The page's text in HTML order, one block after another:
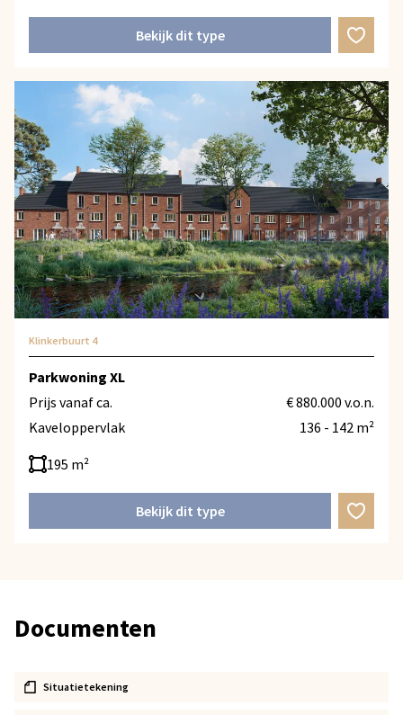
Bekijk dit type
Klinkerbuurt 4
Parkwoning XL
Prijs vanaf ca.
€ 880.000 v.o.n.
Kaveloppervlak
136 - 142 m²
195 m²
Bekijk dit type
Documenten
Situatietekening